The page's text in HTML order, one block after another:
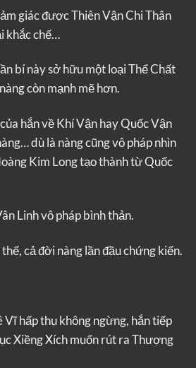
giác được Thiên Vận Chi Thân
khắc chế…
bí này sở hữu một loại Thể Chất
còn mạnh mẽ hơn.
hắn về Khí Vận hay Quốc Vận
dù là nàng cũng vô pháp nhìn
Kim Long tạo thành từ Quốc
Linh vô pháp bình thản.
cả đời nàng lần đầu chứng kiến.
Vĩ hấp thụ không ngừng, hắn tiếp
Xiềng Xích muốn rút ra Thượng